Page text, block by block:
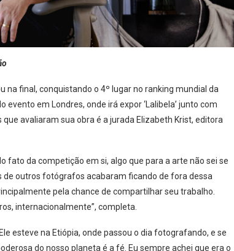
na final, conquistando o 4º lugar no ranking mundial da
em Londres, onde irá expor ‘Lalibela’ junto com
avaliaram sua obra é a jurada Elizabeth Krist, editora
fato da competição em si, algo que para a arte não sei se
outros fotógrafos acabaram ficando de fora dessa
pela chance de compartilhar seu trabalho.
internacionalmente”, completa.
esteve na Etiópia, onde passou o dia fotografando, e se
do nosso planeta é a fé. Eu sempre achei que era o